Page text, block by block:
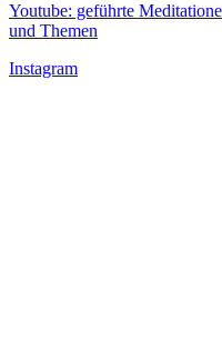
Youtube: geführte
und Themen
Instagram